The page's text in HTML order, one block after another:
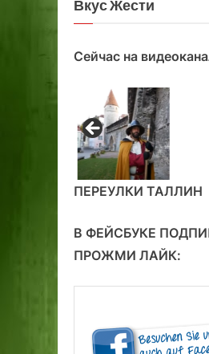
Вкус Жести
Сейчас на
ПЕРЕУЛКИ ТАЛЛИН
В ФЕЙСБУКЕ
ПРОЖМИ ЛАЙК: